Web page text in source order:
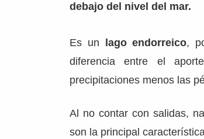
debajo del nivel del mar.
Es un lago endorreico,
diferencia entre el
precipitaciones menos las
Al no contar con salidas,
son la principal